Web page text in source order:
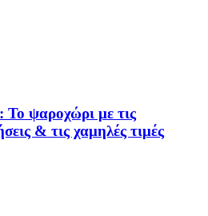
ψαροχώρι με τις
& τις χαμηλές τιμές